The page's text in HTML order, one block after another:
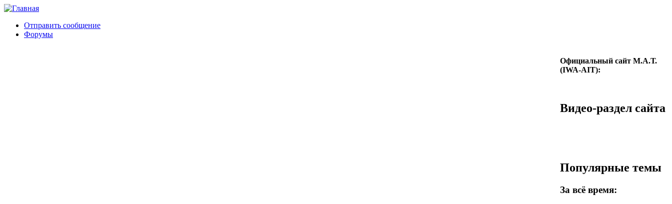
Отправить сообщение
Форумы
Официальный сайт М.А.Т.
(IWA-AIT):
Видео-раздел сайта
Популярные темы
За всё время: